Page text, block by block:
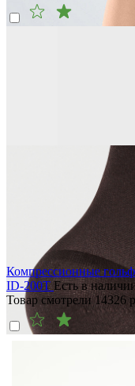
Компрессионные
ID-200TЕсть в
Товар смотрели14326